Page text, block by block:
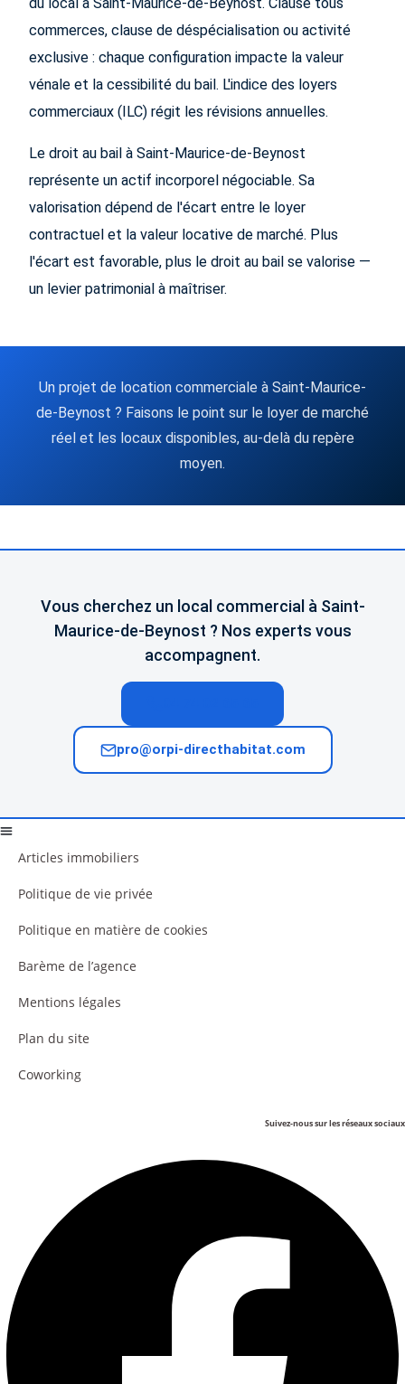
commerces, clause de déspécialisation ou activité
exclusive : chaque configuration impacte la valeur
vénale et la cessibilité du bail. L'indice des loyers
commerciaux (ILC) régit les révisions annuelles.
Le droit au bail à Saint-Maurice-de-Beynost
représente un actif incorporel négociable. Sa
valorisation dépend de l'écart entre le loyer
contractuel et la valeur locative de marché. Plus
l'écart est favorable, plus le droit au bail se valorise —
un levier patrimonial à maîtriser.
Un projet de location commerciale à Saint-Maurice-
de-Beynost ? Faisons le point sur le loyer de marché
réel et les locaux disponibles, au-delà du repère
moyen.
Vous cherchez un local commercial à Saint-
Maurice-de-Beynost ? Nos experts vous
accompagnent.
pro@orpi-directhabitat.com
Articles immobiliers
Politique de vie privée
Politique en matière de cookies
Barème de l’agence
Mentions légales
Plan du site
Coworking
Suivez-nous sur les réseaux sociaux